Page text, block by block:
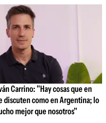
Carrino: "Hay cosas que en
discuten como en Argentina; lo
mejor que nosotros"